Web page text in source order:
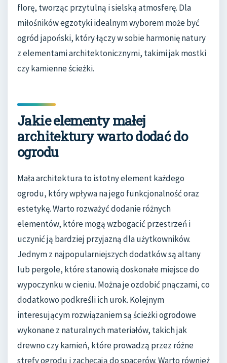
florę, tworząc przytulną i sielską atmosferę. Dla
miłośników egzotyki idealnym wyborem może być
ogród japoński, który łączy w sobie harmonię natury
z elementami architektonicznymi, takimi jak mostki
czy kamienne ścieżki.
Jakie elementy małej
architektury warto dodać do
ogrodu
Mała architektura to istotny element każdego
ogrodu, który wpływa na jego funkcjonalność oraz
estetykę. Warto rozważyć dodanie różnych
elementów, które mogą wzbogacić przestrzeń i
uczynić ją bardziej przyjazną dla użytkowników.
Jednym z najpopularniejszych dodatków są altany
lub pergole, które stanowią doskonałe miejsce do
wypoczynku w cieniu. Można je ozdobić pnączami, co
dodatkowo podkreśli ich urok. Kolejnym
interesującym rozwiązaniem są ścieżki ogrodowe
wykonane z naturalnych materiałów, takich jak
drewno czy kamień, które prowadzą przez różne
strefy ogrodu i zachęcają do spacerów. Warto również